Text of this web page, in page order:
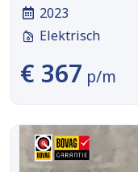
2023
Elektrisch
€ 367 p/m